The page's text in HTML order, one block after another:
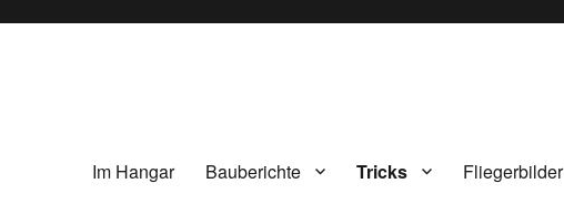
Im Hangar Bauberichte Tricks Fliegerbilder